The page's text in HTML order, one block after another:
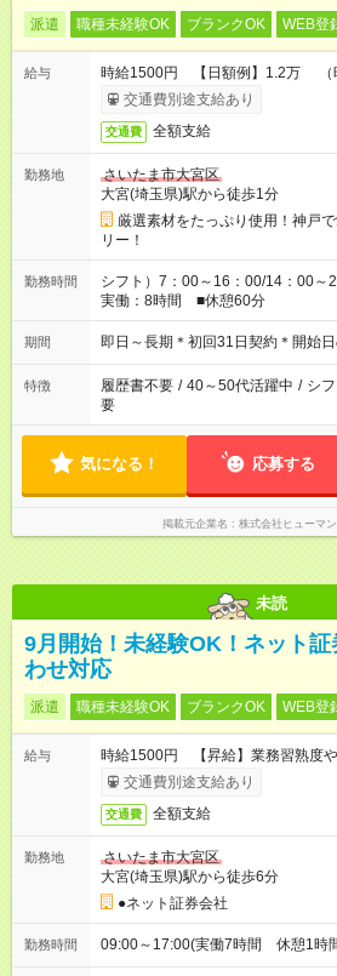
派遣 職種未経験OK ブランクOK WEB登
給与
時給1500円 【日額例】1.2万 （
交通費別途支給あり
交通費 全額支給
勤務地
さいたま市大宮区
大宮(埼玉県)駅から徒歩1分
厳選素材をたっぷり使用！神戸
リー！
勤務時間
シフト）7：00～16：00/14：00～
実働：8時間 ■休憩60分
期間 即日～長期＊初回31日契約＊開始日
特徴 履歴書不要 / 40～50代活躍中 / シ
要
気になる！ 応募する
掲載元企業名 株式会社ヒューマ
未読
9月開始！未経験OK！ネット
わせ対応
派遣 職種未経験OK ブランクOK WEB登
給与
時給1500円 【昇給】業務習熟度
交通費別途支給あり
交通費 全額支給
勤務地
さいたま市大宮区
大宮(埼玉県)駅から徒歩6分
●ネット証券会社
勤務時間 09:00～17:00(実働7時間 休憩1時